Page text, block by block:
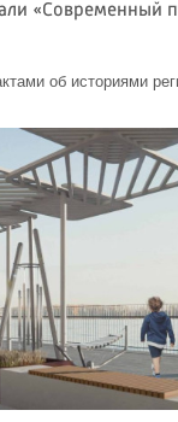
«Современный
об историями